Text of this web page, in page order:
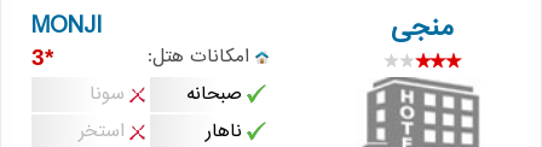
منجی MONJI
امکانات هتل: *3
صبحانه
سونا
ناهار
استخر